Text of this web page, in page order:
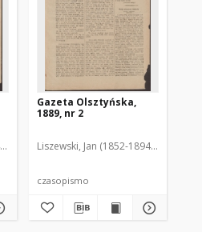
Gazeta Olsztyńska,
1889, nr 2
Liszewski, Jan (1852-1894). Red.
czasopismo